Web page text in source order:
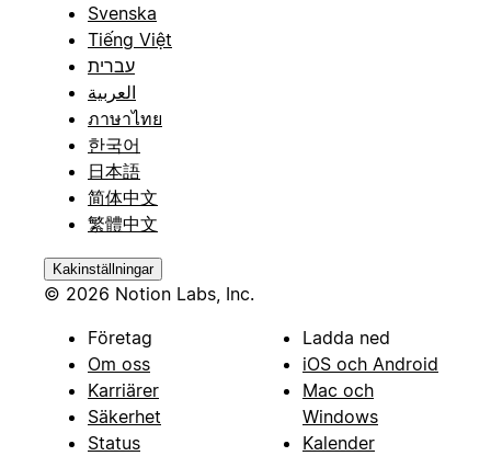
Svenska
Tiếng Việt
עברית
العربية
ภาษาไทย
한국어
日本語
简体中文
繁體中文
Kakinställningar
© 2026 Notion Labs, Inc.
Företag
Om oss
Karriärer
Säkerhet
Status
Ladda ned
iOS och Android
Mac och
Windows
Kalender